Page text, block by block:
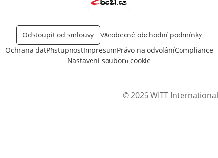
Odstoupit od smlouvy
Všeobecné obchodní podmínky
Ochrana datPřístupnostImpresumPrávo na odvoláníCompliance
Nastavení souborů cookie
© 2026 WITT International